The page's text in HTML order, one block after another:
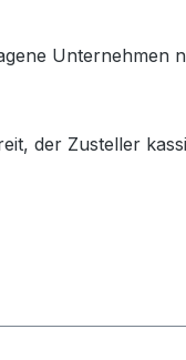
Unternehmen
der Zusteller